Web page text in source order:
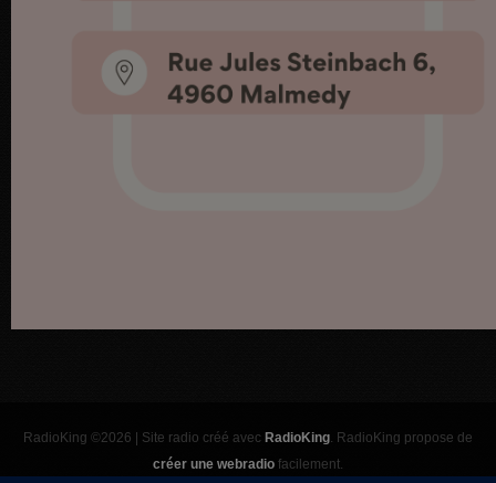
RadioKing ©2026 | Site radio créé avec RadioKing. RadioKing propose de
créer une webradio facilement.